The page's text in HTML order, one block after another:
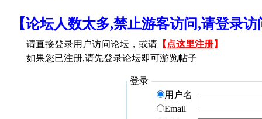
【论坛人数太多,禁止游客访问,请登录
请直接登录用户访问论坛，或请 【 点这里注册】
如果您已注册,请先登录论坛即可游览帖子
登录
用户名
Email